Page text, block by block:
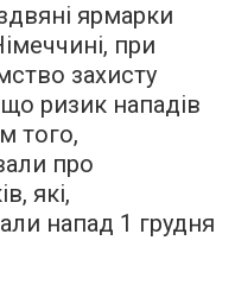
ярмарки
при
захисту
ризик нападів
того,
про
які,
напад 1 грудня